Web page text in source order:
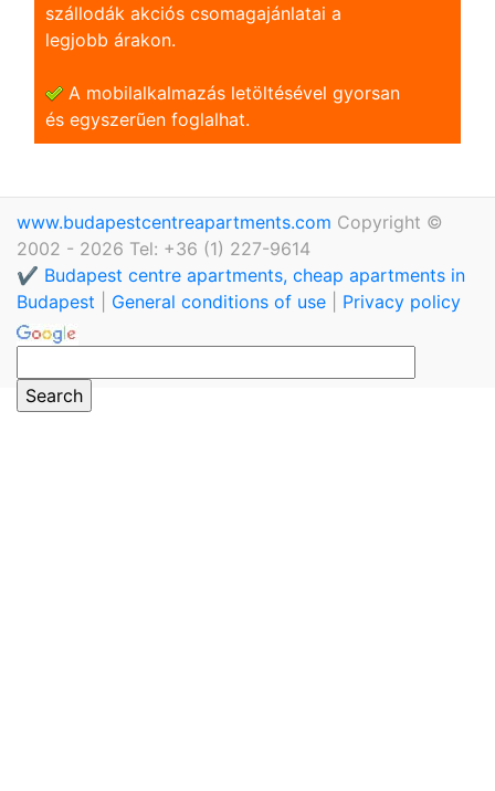
szállodák akciós csomagajánlatai a
legjobb árakon.
A mobilalkalmazás letöltésével gyorsan
és egyszerũen foglalhat.
www.budapestcentreapartments.com Copyright ©
2002 - 2026 Tel: +36 (1) 227-9614
✔️ Budapest centre apartments, cheap apartments in
Budapest
General conditions of use Privacy policy